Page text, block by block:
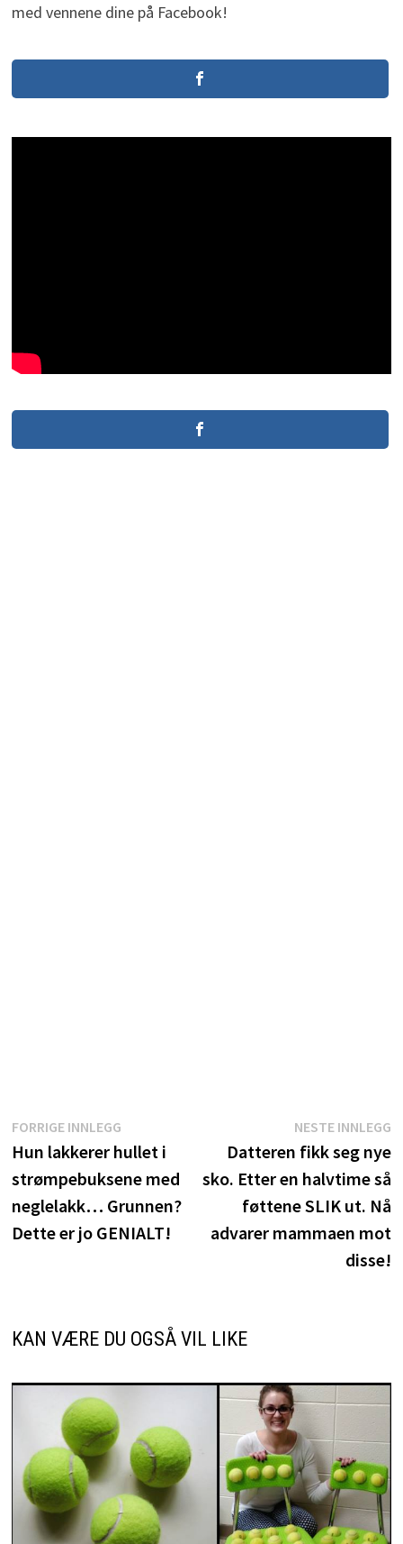
med vennene dine på Facebook!
Innleggsnavigasjon
FORRIGE INNLEGGForrige
innlegg:
Hun lakkerer hullet i
strømpebuksene med
neglelakk… Grunnen?
Dette er jo GENIALT!
NESTE INNLEGG
Datteren fikk seg nye
sko. Etter en halvtime så
føttene SLIK ut. Nå
advarer mammaen mot
disse!
KAN VÆRE DU OGSÅ VIL LIKE